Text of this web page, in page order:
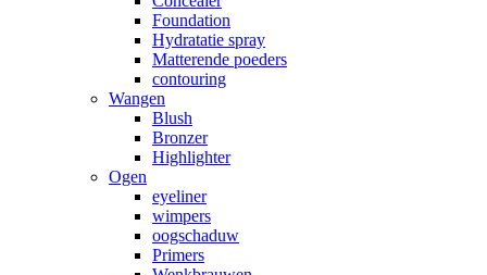
Foundation
Hydratatie spray
Matterende poeders
contouring
Wangen
Blush
Bronzer
Highlighter
Ogen
eyeliner
wimpers
oogschaduw
Primers